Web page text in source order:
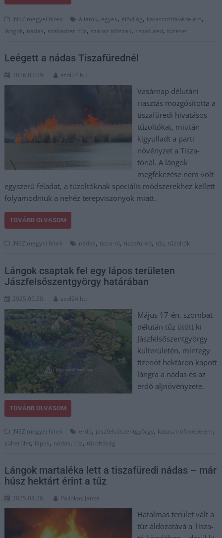
JNSZ megyei hírek állatok, egyek, élővilág, katasztrófavédelem,
lángok, nádas, szabadtéri tűz, száraz időszak, tiszafüred, tűzeset
Leégett a nádas Tiszafürednél
2026.03.09. szol24.hu
Vasárnap délutáni
riasztás mozgósította a
tiszafüredi hivatásos
tűzoltókat, miután
kigyulladt a parti
növényzet a Tisza-
tónál. A lángok
megfékezése nem volt
egyszerű feladat, a tűzoltóknak speciális módszerekhez kellett
folyamodniuk a nehéz terepviszonyok miatt.
TOVÁBB OLVASOM
JNSZ megyei hírek nádas, tisza-tó, tiszafüred, tűz, tűzoltók
Lángok csaptak fel egy lápos területen
Jászfelsőszentgyörgy határában
2025.05.20. szol24.hu
Május 17-én, szombat
délután tűz ütött ki
Jászfelsőszentgyörgy
külterületén, mintegy
tizenöt hektáron kapott
lángra a nádas és az
erdő aljnövényzete.
TOVÁBB OLVASOM
JNSZ megyei hírek erdő, jászfelsőszentgyörgy, katasztrófavédelem,
külterület, lápos, nádas, tűz, tűzoltóság
Lángok martaléka lett a tiszafüredi nádas – már
húsz hektárt érint a tűz
2025.04.26. Palinkas Janos
Hatalmas terület vált a
tűz áldozatává a Tisza-